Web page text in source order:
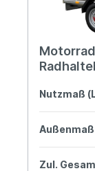
Nutzmaß
Außenmaß
Zul.